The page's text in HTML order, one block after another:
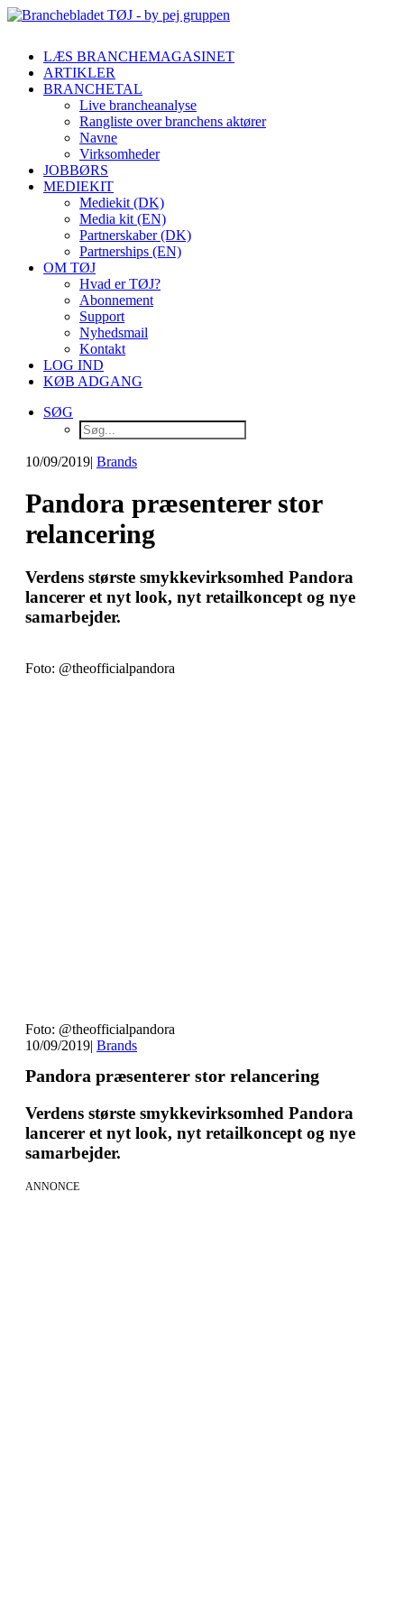
LÆS BRANCHEMAGASINET
ARTIKLER
BRANCHETAL
Live brancheanalyse
Rangliste over branchens aktører
Navne
Virksomheder
JOBBØRS
MEDIEKIT
Mediekit (DK)
Media kit (EN)
Partnerskaber (DK)
Partnerships (EN)
OM TØJ
Hvad er TØJ?
Abonnement
Support
Nyhedsmail
Kontakt
LOG IND
KØB ADGANG
SØG
10/09/2019| Brands
Pandora præsenterer stor
relancering
Verdens største smykkevirksomhed Pandora
lancerer et nyt look, nyt retailkoncept og nye
samarbejder.
Foto: @theofficialpandora
Foto: @theofficialpandora
10/09/2019| Brands
Pandora præsenterer stor relancering
Verdens største smykkevirksomhed Pandora
lancerer et nyt look, nyt retailkoncept og nye
samarbejder.
ANNONCE